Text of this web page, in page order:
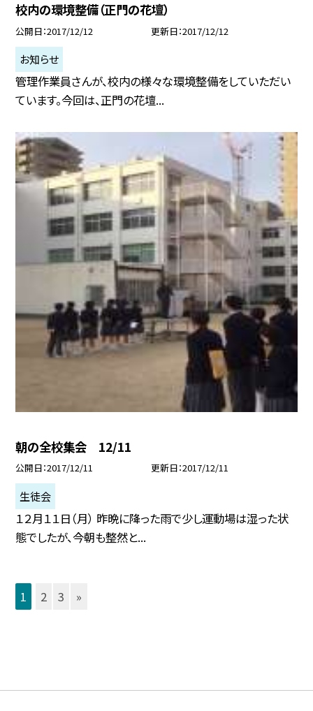
校内の環境整備（正門の花壇）
公開日 2017/12/12 更新日 2017/12/12
お知らせ
管理作業員さんが、校内の様々な環境整備をしていただい
ています。今回は、正門の花壇...
朝の全校集会 12/11
公開日 2017/12/11 更新日 2017/12/11
生徒会
１２月１１日（月） 昨晩に降った雨で少し運動場は湿った状
態でしたが、今朝も整然と...
1 2 3 »